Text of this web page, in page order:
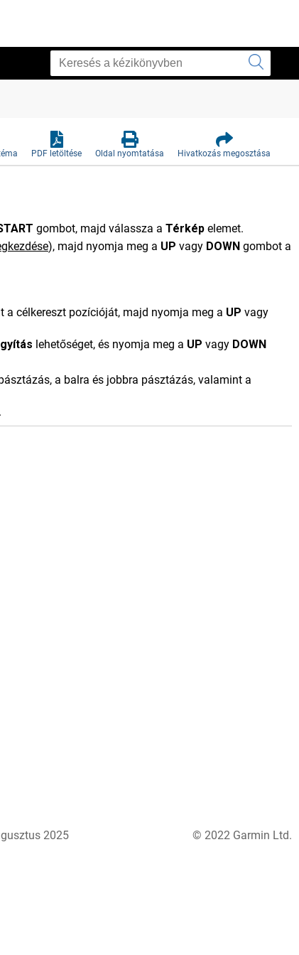
PDF letöltése Oldal nyomtatása Hivatkozás megosztása
gombot, majd válassza a Térkép elemet.
), majd nyomja meg a UP vagy DOWN gombot a
a célkereszt pozícióját, majd nyomja meg a UP vagy
lehetőséget, és nyomja meg a UP vagy DOWN
a balra és jobbra pásztázás, valamint a
2025 © 2022 Garmin Ltd.